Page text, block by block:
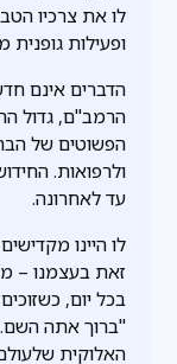
לו את צרכיו
ופעילות
הרמב"ם, גדול
הפשוטים של
ולרפואות.
עד לאחרונה.
לו היינו
זאת בעצמנו –
בכל יום,
"ברוך אתה
האלוקית